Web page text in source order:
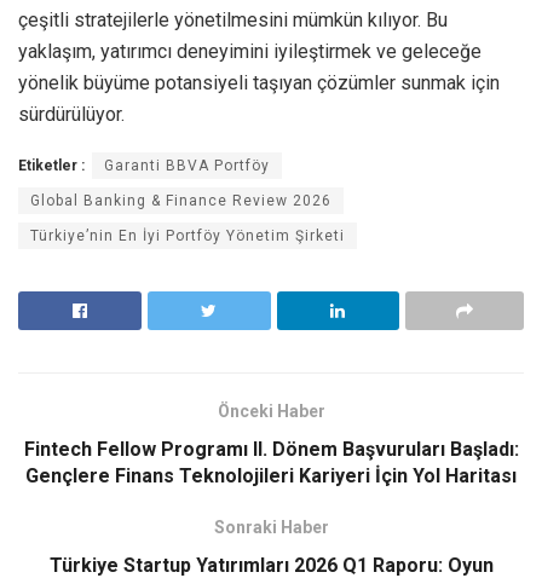
çeşitli stratejilerle yönetilmesini mümkün kılıyor. Bu
yaklaşım, yatırımcı deneyimini iyileştirmek ve geleceğe
yönelik büyüme potansiyeli taşıyan çözümler sunmak için
sürdürülüyor.
Etiketler : Garanti BBVA Portföy
Global Banking & Finance Review 2026
Türkiye’nin En İyi Portföy Yönetim Şirketi
Önceki Haber
Fintech Fellow Programı II. Dönem Başvuruları Başladı:
Gençlere Finans Teknolojileri Kariyeri İçin Yol Haritası
Sonraki Haber
Türkiye Startup Yatırımları 2026 Q1 Raporu: Oyun